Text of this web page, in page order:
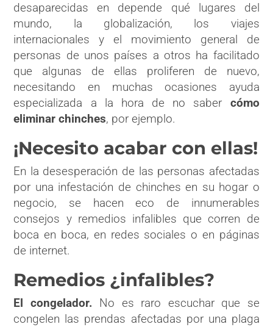
desaparecidas en depende qué lugares del
mundo, la globalización, los viajes
internacionales y el movimiento general de
personas de unos países a otros ha facilitado
que algunas de ellas proliferen de nuevo,
necesitando en muchas ocasiones ayuda
especializada a la hora de no saber cómo
eliminar chinches, por ejemplo.
¡Necesito acabar con ellas!
En la desesperación de las personas afectadas
por una infestación de chinches en su hogar o
negocio, se hacen eco de innumerables
consejos y remedios infalibles que corren de
boca en boca, en redes sociales o en páginas
de internet.
Remedios ¿infalibles?
El congelador. No es raro escuchar que se
congelen las prendas afectadas por una plaga